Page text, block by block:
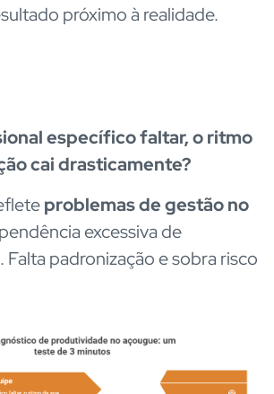
próximo à realidade.
específico faltar, o ritmo
cai drasticamente?
problemas de gestão no
excessiva de
padronização e sobra risco